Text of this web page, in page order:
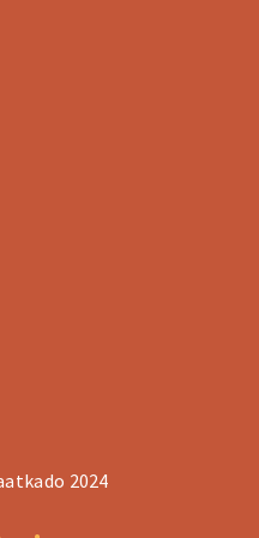
2024